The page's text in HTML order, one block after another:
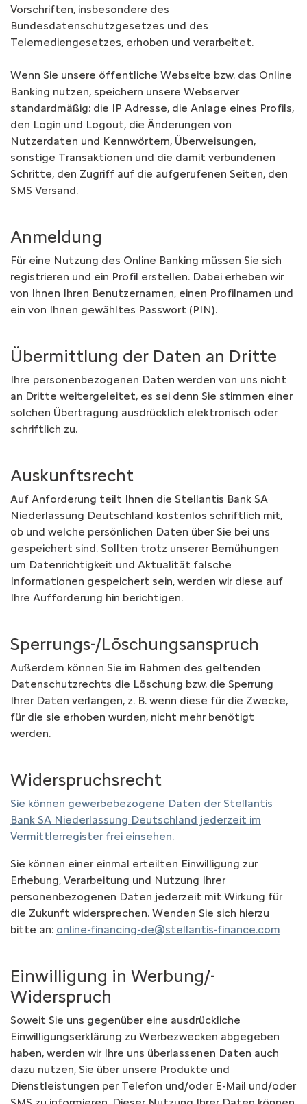
Vorschriften, insbesondere des
Bundesdatenschutzgesetzes und des
Telemediengesetzes, erhoben und verarbeitet.
Wenn Sie unsere öffentliche Webseite bzw. das Online
Banking nutzen, speichern unsere Webserver
standardmäßig: die IP Adresse, die Anlage eines Profils,
den Login und Logout, die Änderungen von
Nutzerdaten und Kennwörtern, Überweisungen,
sonstige Transaktionen und die damit verbundenen
Schritte, den Zugriff auf die aufgerufenen Seiten, den
SMS Versand.
Anmeldung
Für eine Nutzung des Online Banking müssen Sie sich
registrieren und ein Profil erstellen. Dabei erheben wir
von Ihnen Ihren Benutzernamen, einen Profilnamen und
ein von Ihnen gewähltes Passwort (PIN).
Übermittlung der Daten an Dritte
Ihre personenbezogenen Daten werden von uns nicht
an Dritte weitergeleitet, es sei denn Sie stimmen einer
solchen Übertragung ausdrücklich elektronisch oder
schriftlich zu.
Auskunftsrecht
Auf Anforderung teilt Ihnen die Stellantis Bank SA
Niederlassung Deutschland kostenlos schriftlich mit,
ob und welche persönlichen Daten über Sie bei uns
gespeichert sind. Sollten trotz unserer Bemühungen
um Datenrichtigkeit und Aktualität falsche
Informationen gespeichert sein, werden wir diese auf
Ihre Aufforderung hin berichtigen.
Sperrungs-/­Löschungsanspruch
Außerdem können Sie im Rahmen des geltenden
Datenschutzrechts die Löschung bzw. die Sperrung
Ihrer Daten verlangen, z. B. wenn diese für die Zwecke,
für die sie erhoben wurden, nicht mehr benötigt
werden.
Widerspruchsrecht
Sie können gewerbebezogene Daten der Stellantis
Bank SA Niederlassung Deutschland jederzeit im
Vermittlerregister frei einsehen.
Sie können einer einmal erteilten Einwilligung zur
Erhebung, Verarbeitung und Nutzung Ihrer
personenbezogenen Daten jederzeit mit Wirkung für
die Zukunft widersprechen. Wenden Sie sich hierzu
bitte an: online-financing-de@stellantis-finance.com
Einwilligung in Werbung/­
Widerspruch
Soweit Sie uns gegenüber eine ausdrückliche
Einwilligungserklärung zu Werbezwecken abgegeben
haben, werden wir Ihre uns überlassenen Daten auch
dazu nutzen, Sie über unsere Produkte und
Dienstleistungen per Telefon und/oder E-Mail und/oder